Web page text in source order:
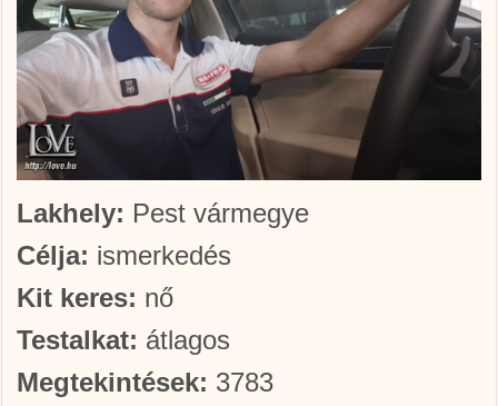
Lakhely: Pest vármegye
Célja: ismerkedés
Kit keres: nő
Testalkat: átlagos
Megtekintések: 3783